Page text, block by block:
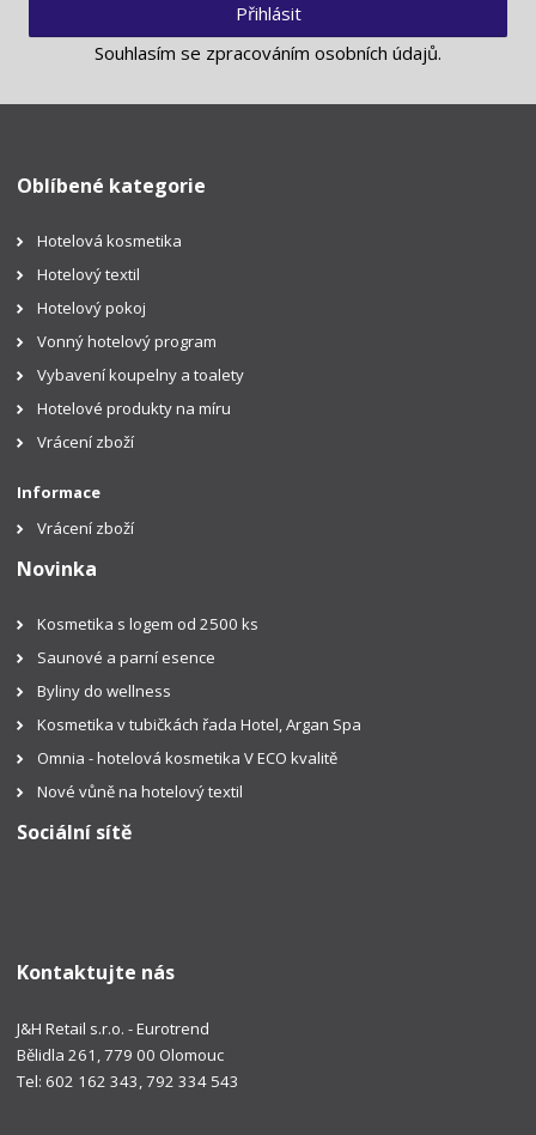
Přihlásit
Souhlasím se zpracováním osobních údajů.
Oblíbené kategorie
Hotelová kosmetika
Hotelový textil
Hotelový pokoj
Vonný hotelový program
Vybavení koupelny a toalety
Hotelové produkty na míru
Vrácení zboží
Informace
Vrácení zboží
Novinka
Kosmetika s logem od 2500 ks
Saunové a parní esence
Byliny do wellness
Kosmetika v tubičkách řada Hotel, Argan Spa
Omnia - hotelová kosmetika V ECO kvalitě
Nové vůně na hotelový textil
Sociální sítě
Kontaktujte nás
J&H Retail s.r.o. - Eurotrend
Bělidla 261, 779 00 Olomouc
Tel: 602 162 343, 792 334 543